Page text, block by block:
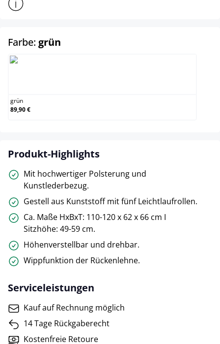
Farbe: grün
grün
89,90 €
Produkt-Highlights
Mit hochwertiger Polsterung und
Kunstlederbezug.
Gestell aus Kunststoff mit fünf Leichtlaufrollen.
Ca. Maße HxBxT: 110-120 x 62 x 66 cm I
Sitzhöhe: 49-59 cm.
Höhenverstellbar und drehbar.
Wippfunktion der Rückenlehne.
Serviceleistungen
Kauf auf Rechnung möglich
14 Tage Rückgaberecht
Kostenfreie Retoure